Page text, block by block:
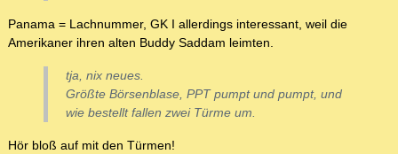
Panama = Lachnummer, GK I allerdings interessant, weil die
Amerikaner ihren alten Buddy Saddam leimten.
tja, nix neues.
Größte Börsenblase, PPT pumpt und pumpt, und
wie bestellt fallen zwei Türme um.
Hör bloß auf mit den Türmen!